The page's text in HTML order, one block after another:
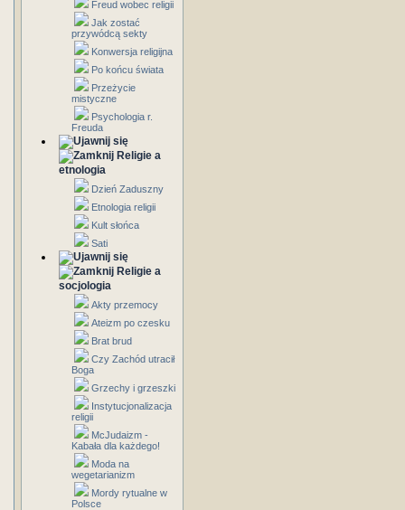
Freud wobec religii
Jak zostać
przywódcą sekty
Konwersja religijna
Po końcu świata
Przeżycie
mistyczne
Psychologia r.
Freuda
Religie a
etnologia
Dzień Zaduszny
Etnologia religii
Kult słońca
Sati
Religie a
socjologia
Akty przemocy
Ateizm po czesku
Brat brud
Czy Zachód utracił
Boga
Grzechy i grzeszki
Instytucjonalizacja
religii
McJudaizm -
Kabała dla każdego!
Moda na
wegetarianizm
Mordy rytualne w
Polsce